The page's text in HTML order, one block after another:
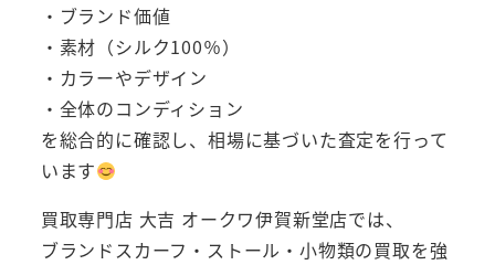
・ブランド価値
・素材（シルク100％）
・カラーやデザイン
・全体のコンディション
を総合的に確認し、相場に基づいた査定を行って
います
買取専門店 大吉 オークワ伊賀新堂店では、
ブランドスカーフ・ストール・小物類の買取を強